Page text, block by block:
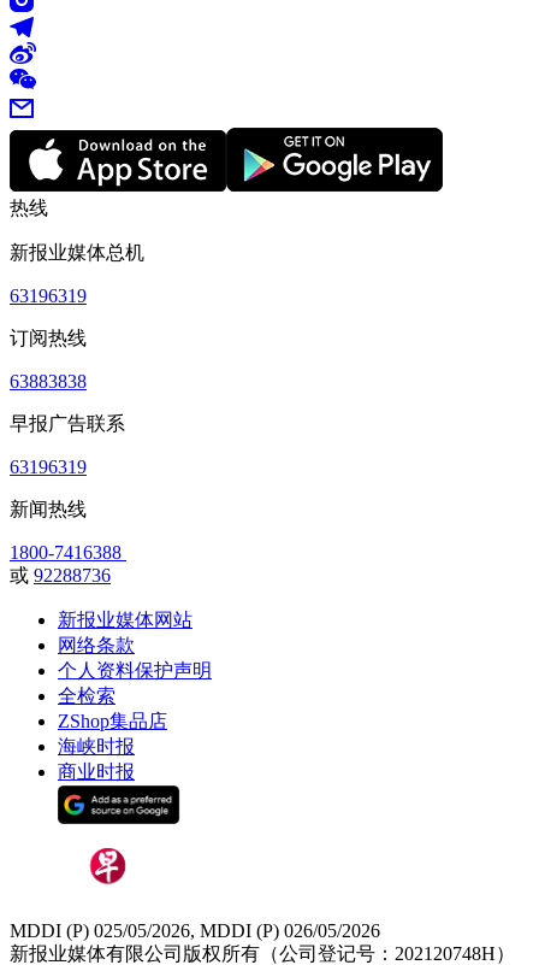
热线
新报业媒体总机
63196319
订阅热线
63883838
早报广告联系
63196319
新闻热线
1800-7416388
或 92288736
新报业媒体网站
网络条款
个人资料保护声明
全检索
ZShop集品店
海峡时报
商业时报
MDDI (P) 025/05/2026, MDDI (P) 026/05/2026
新报业媒体有限公司版权所有（公司登记号：202120748H）